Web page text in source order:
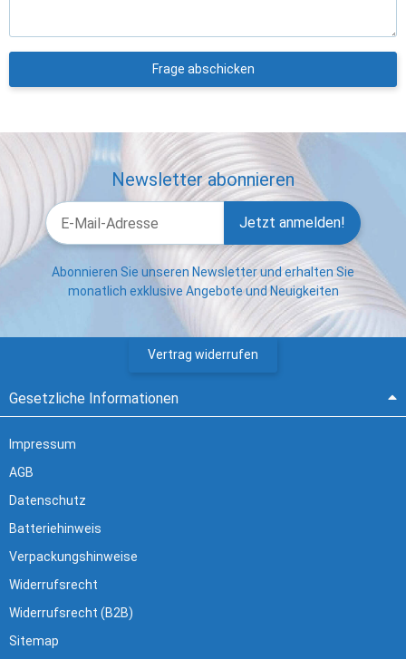
Frage abschicken
Newsletter abonnieren
Jetzt anmelden!
Abonnieren Sie unseren Newsletter und erhalten Sie
monatlich exklusive Angebote und Neuigkeiten
Vertrag widerrufen
Gesetzliche Informationen
Impressum
AGB
Datenschutz
Batteriehinweis
Verpackungshinweise
Widerrufsrecht
Widerrufsrecht (B2B)
Sitemap